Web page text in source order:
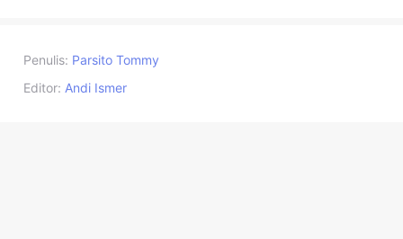
Penulis: Parsito Tommy
Editor: Andi Ismer